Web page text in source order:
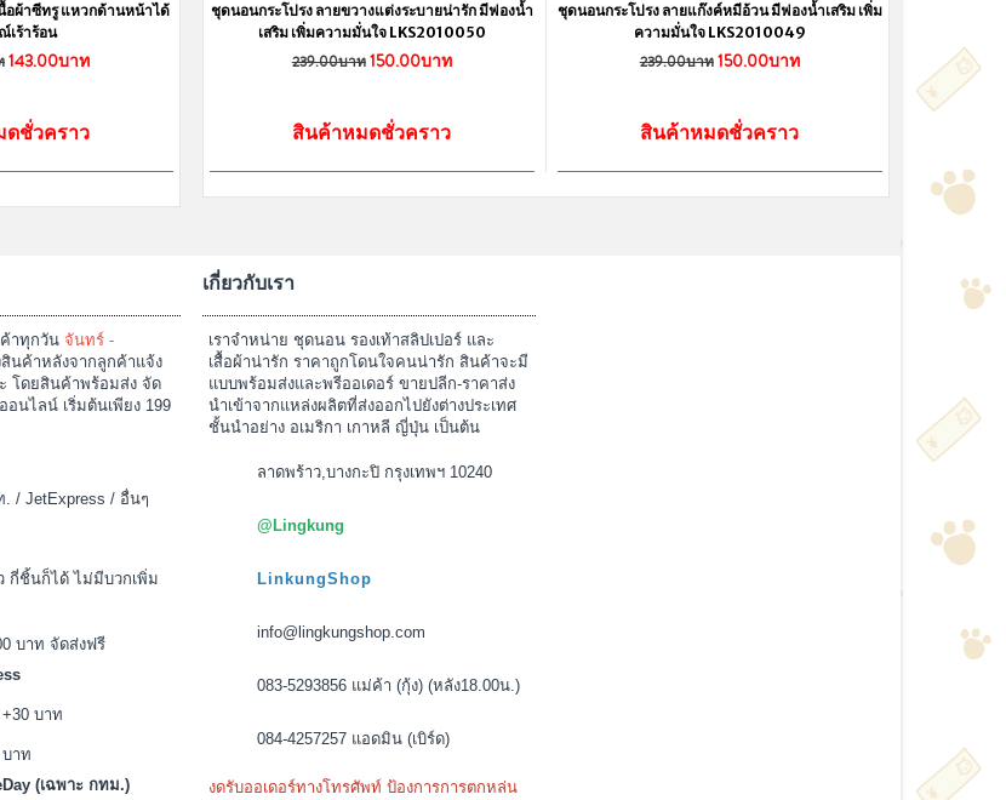
สินค้าหมดชั่วคราว สินค้าหมดชั่วคราว
ผ้าซีทรู แหวกด้านหน้าได้
143.00บาท
ดชั่วคราว
ชุดนอนกระโปรง ลายขวางแต่งระบายน่ารัก มีฟองน้ำ
239.00บาท150.00บาท
สินค้าหมดชั่วคราว
าทุกวัน
ค้าหลังจากลูกค้าแจ้ง
นไลน์ เริ่มต้นเพียง 199
/ JetExpress / อื่นๆ
เสื้อผ้าน่ารัก ราคาถูกโดนใจคนน่ารัก สินค้าจะมี
นำเข้าจากแหล่งผลิตที่ส่งออกไปยังต่างประเทศ
ลาดพร้าว,บางกะปิ กรุงเทพฯ 10240